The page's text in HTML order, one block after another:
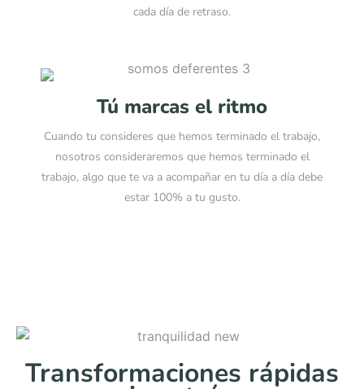
cada día de retraso.
Tú marcas el ritmo
Cuando tu consideres que hemos terminado el trabajo,
nosotros consideraremos que hemos terminado el
trabajo, algo que te va a acompañar en tu día a día debe
estar 100% a tu gusto.
Transformaciones rápidas